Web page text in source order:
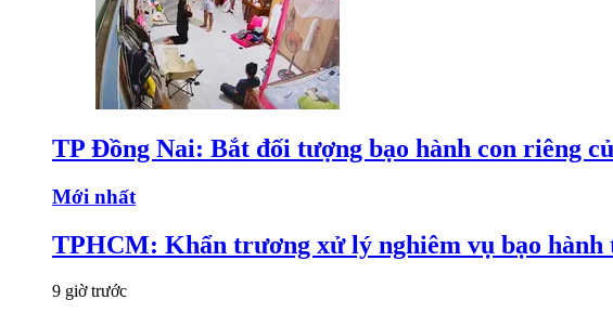
TP Đồng Nai: Bắt đối tượng bạo hành con riêng
Mới nhất
TPHCM: Khẩn trương xử lý nghiêm vụ bạo
9 giờ trước